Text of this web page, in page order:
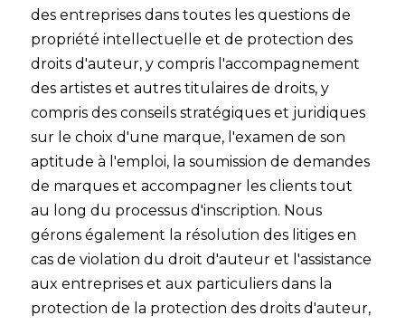
des entreprises dans toutes les questions de
propriété intellectuelle et de protection des
droits d'auteur, y compris l'accompagnement
des artistes et autres titulaires de droits, y
compris des conseils stratégiques et juridiques
sur le choix d'une marque, l'examen de son
aptitude à l'emploi, la soumission de demandes
de marques et accompagner les clients tout
au long du processus d'inscription. Nous
gérons également la résolution des litiges en
cas de violation du droit d'auteur et l'assistance
aux entreprises et aux particuliers dans la
protection de la protection des droits d'auteur,